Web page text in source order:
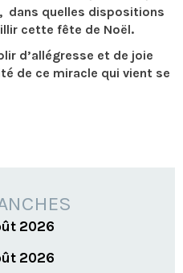
dans quelles dispositions
cette fête de Noël.
d’allégresse et de joie
de ce miracle qui vient se
2026
2026